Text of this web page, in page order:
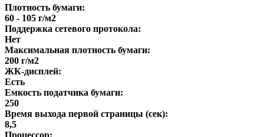
Плотность бумаги:
60 - 105 г/м2
Поддержка сетевого протокола:
Нет
Максимальная плотность бумаги:
200 г/м2
ЖК-дисплей:
Есть
Емкость податчика бумаги:
250
Время выхода первой страницы (сек):
8,5
Процессор: